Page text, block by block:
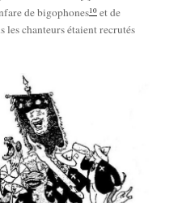
de bigo­phones10 et de
les chan­teurs étaient recru­tés